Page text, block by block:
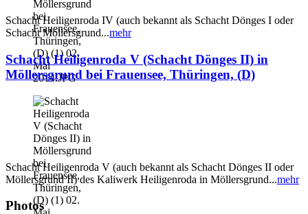
Schacht Heiligenroda IV (auch bekannt als Schacht Dönges I oder
Schacht Möllersgrund...mehr
Schacht Heiligenroda V (Schacht Dönges II) in
Möllersgrund bei Frauensee, Thüringen, (D)
Schacht Heiligenroda V (auch bekannt als Schacht Dönges II oder
Möllersgrund II) des Kaliwerk Heiligenroda in Möllersgrund...mehr
Photos